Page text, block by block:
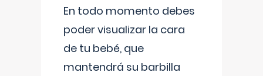
En todo momento debes
poder visualizar la cara
de tu bebé, que
mantendrá su barbilla